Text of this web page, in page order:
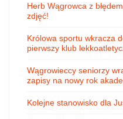
Herb Wągrowca z
zdjęć!
Królowa sportu wkracza
pierwszy klub
Wągrowieccy seniorzy
zapisy na nowy rok
Kolejne stanowisko dla